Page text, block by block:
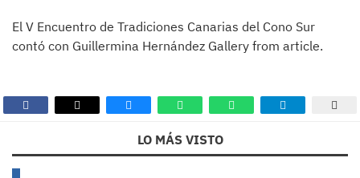
El V Encuentro de Tradiciones Canarias del Cono Sur
contó con Guillermina Hernández Gallery from article.
LO MÁS VISTO